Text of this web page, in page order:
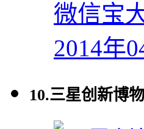
微信宝
2014年
10.三星创新博